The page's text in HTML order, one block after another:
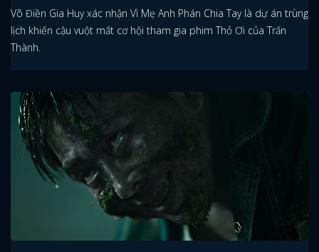
Võ Điền Gia Huy xác nhận Vì Mẹ Anh Phán Chia Tay là dự án trùng
lịch khiến cậu vuột mất cơ hội tham gia phim Thỏ Ơi của Trấn
Thành.